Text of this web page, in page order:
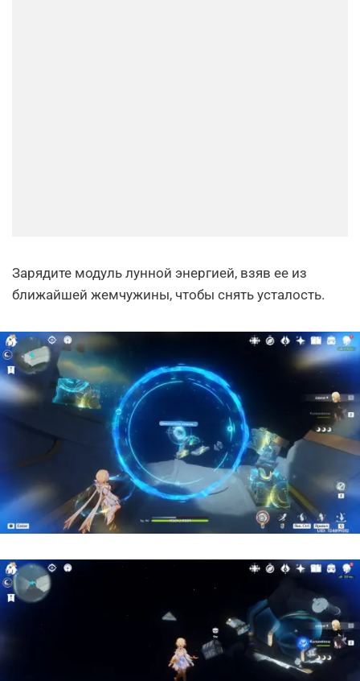
Зарядите модуль лунной энергией, взяв ее из
ближайшей жемчужины, чтобы снять усталость.